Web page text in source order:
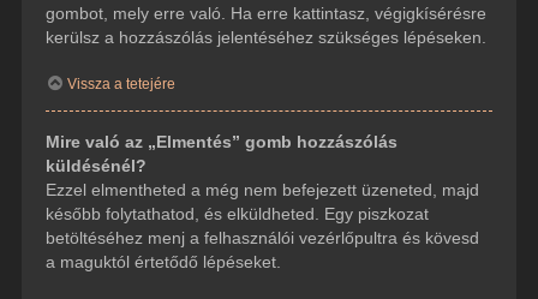
gombot, mely erre való. Ha erre kattintasz, végigkísérésre
kerülsz a hozzászólás jelentéséhez szükséges lépéseken.
Vissza a tetejére
Mire való az „Elmentés” gomb hozzászólás
küldésénél?
Ezzel elmentheted a még nem befejezett üzeneted, majd
később folytathatod, és elküldheted. Egy piszkozat
betöltéséhez menj a felhasználói vezérlőpultra és kövesd
a maguktól értetődő lépéseket.